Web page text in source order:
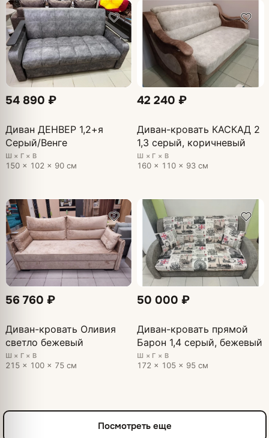
54 890 ₽
Диван ДЕНВЕР 1,2+я
Серый/Венге
Ш × Г × В
150 × 102 × 90 см
42 240 ₽
Диван-кровать КАСКАД 2
1,3 серый, коричневый
Ш × Г × В
160 × 110 × 93 см
56 760 ₽
Диван-кровать Оливия
светло бежевый
Ш × Г × В
215 × 100 × 75 см
50 000 ₽
Диван-кровать прямой
Барон 1,4 серый, бежевый
Ш × Г × В
172 × 105 × 95 см
Посмотреть еще